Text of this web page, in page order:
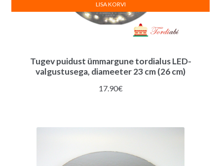
Tugev puidust ümmargune tordialus LED-
valgustusega, diameeter 23 cm (26 cm)
17.90€
LISA KORVI